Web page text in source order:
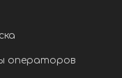
операторов